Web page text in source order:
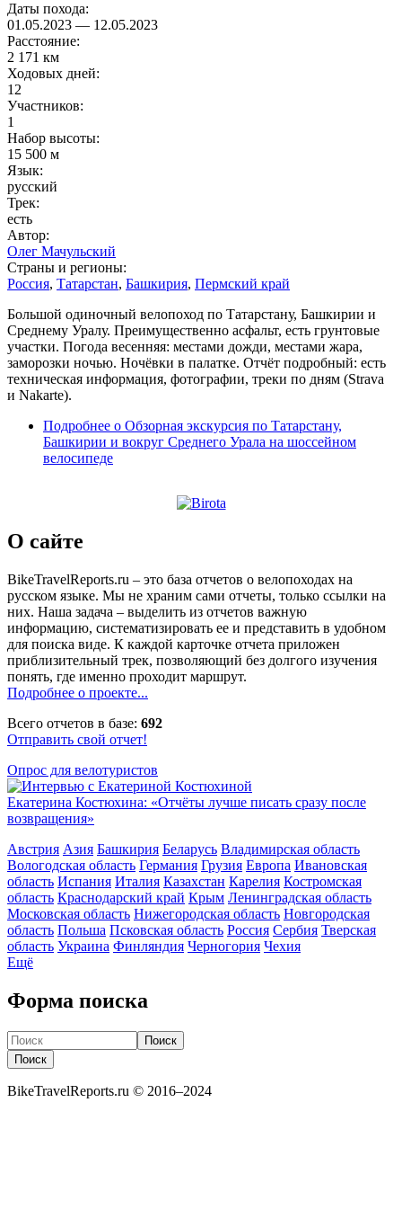
Даты похода:
01.05.2023 — 12.05.2023
Расстояние:
2 171 км
Ходовых дней:
12
Участников:
1
Набор высоты:
15 500 м
Язык:
русский
Трек:
есть
Автор:
Олег Мачульский
Страны и регионы:
Россия, Татарстан, Башкирия, Пермский край
Большой одиночный велопоход по Татарстану, Башкирии и
Среднему Уралу. Преимущественно асфальт, есть грунтовые
участки. Погода весенняя: местами дожди, местами жара,
заморозки ночью. Ночёвки в палатке. Отчёт подробный: есть
техническая информация, фотографии, треки по дням (Strava
и Nakarte).
Подробнее о Обзорная экскурсия по Татарстану,
Башкирии и вокруг Среднего Урала на шоссейном
велосипеде
О сайте
BikeTravelReports.ru – это база отчетов о велопоходах на
русском языке. Мы не храним сами отчеты, только ссылки на
них. Наша задача – выделить из отчетов важную
информацию, систематизировать ее и представить в удобном
для поиска виде. К каждой карточке отчета приложен
приблизительный трек, позволяющий без долгого изучения
понять, где именно проходит маршрут.
Подробнее о проекте...
Всего отчетов в базе: 692
Отправить свой отчет!
Опрос для велотуристов
Екатерина Костюхина: «Отчёты лучше писать сразу после
возвращения»
Австрия Азия Башкирия Беларусь Владимирская область
Вологодская область Германия Грузия Европа Ивановская
область Испания Италия Казахстан Карелия Костромская
область Краснодарский край Крым Ленинградская область
Московская область Нижегородская область Новгородская
область Польша Псковская область Россия Сербия Тверская
область Украина Финляндия Черногория Чехия
Ещё
Форма поиска
Поиск
Поиск
BikeTravelReports.ru © 2016–2024